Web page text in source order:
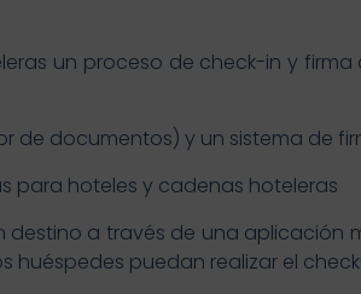
un proceso de check-in y
de documentos) y un sistema de
para hoteles y cadenas hoteleras
a través de una
puedan realizar el